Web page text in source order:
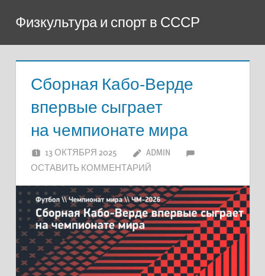
содержимому
Физкультура и спорт в СССР
Сборная Кабо-Верде
впервые сыграет
на чемпионате мира
13 ОКТЯБРЯ 2025
ADMIN
ОСТАВИТЬ КОММЕНТАРИЙ